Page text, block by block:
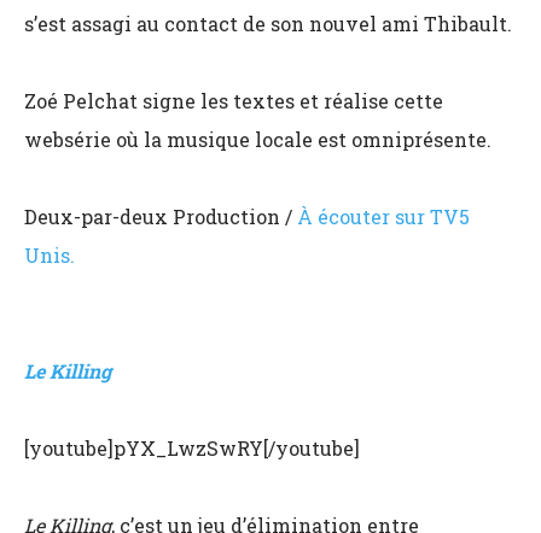
s’est assagi au contact de son nouvel ami Thibault.
Zoé Pelchat signe les textes et réalise cette
websérie où la musique locale est omniprésente.
Deux-par-deux Production / À écouter sur TV5
Unis.
Le Killing
[youtube]pYX_LwzSwRY[/youtube]
Le Killing, c’est un jeu d’élimination entre